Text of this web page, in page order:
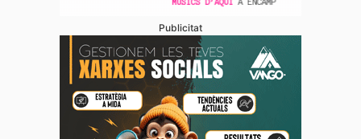
Publicitat